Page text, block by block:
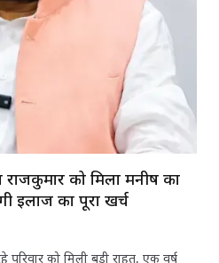
को मिला मनीष का
इलाज का पूरा खर्च
को मिली बड़ी राहत, एक वर्ष